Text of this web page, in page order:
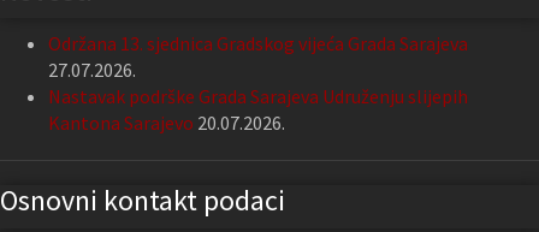
Održana 13. sjednica Gradskog vijeća Grada Sarajeva
27.07.2026.
Nastavak podrške Grada Sarajeva Udruženju slijepih
Kantona Sarajevo 20.07.2026.
Osnovni kontakt podaci